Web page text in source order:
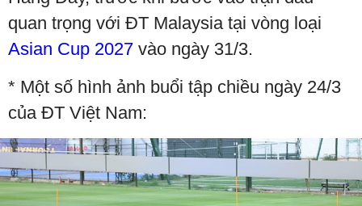
quan trọng với ĐT Malaysia tại vòng loại
Asian Cup 2027 vào ngày 31/3.
* Một số hình ảnh buổi tập chiều ngày 24/3
của ĐT Việt Nam: